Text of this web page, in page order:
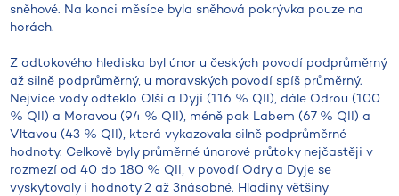
sněhové. Na konci měsíce byla sněhová pokrývka pouze na
horách.
Z odtokového hlediska byl únor u českých povodí podprůměrný
až silně podprůměrný, u moravských povodí spíš průměrný.
Nejvíce vody odteklo Olší a Dyjí (116 % QII), dále Odrou (100
% QII) a Moravou (94 % QII), méně pak Labem (67 % QII) a
Vltavou (43 % QII), která vykazovala silně podprůměrné
hodnoty. Celkově byly průměrné únorové průtoky nejčastěji v
rozmezí od 40 do 180 % QII, v povodí Odry a Dyje se
vyskytovaly i hodnoty 2 až 3násobné. Hladiny většiny